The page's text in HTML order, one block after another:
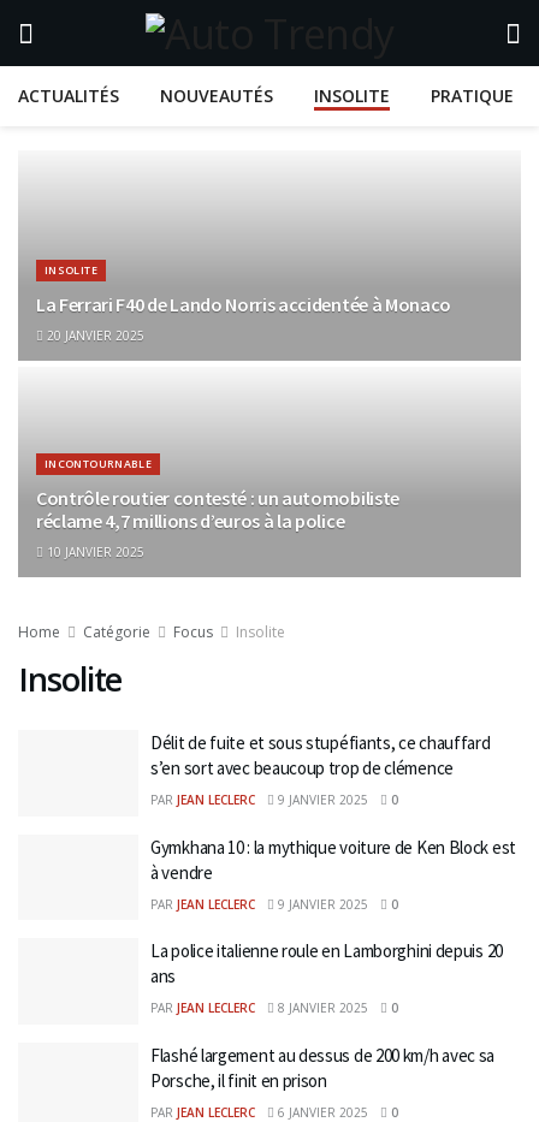
ACTUALITÉS NOUVEAUTÉS INSOLITE PRATIQUE
INSOLITE
La Ferrari F40 de Lando Norris accidentée à Monaco
20 JANVIER 2025
INCONTOURNABLE
Contrôle routier contesté : un automobiliste
réclame 4,7 millions d’euros à la police
10 JANVIER 2025
Home Catégorie Focus Insolite
Insolite
Délit de fuite et sous stupéfiants, ce chauffard
s’en sort avec beaucoup trop de clémence
PAR JEAN LECLERC 9 JANVIER 2025 0
Gymkhana 10 : la mythique voiture de Ken Block est
à vendre
PAR JEAN LECLERC 9 JANVIER 2025 0
La police italienne roule en Lamborghini depuis 20
ans
PAR JEAN LECLERC 8 JANVIER 2025 0
Flashé largement au dessus de 200 km/h avec sa
Porsche, il finit en prison
PAR JEAN LECLERC 6 JANVIER 2025 0